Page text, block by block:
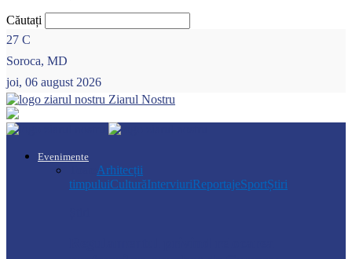
Căutați
27 C
Soroca, MD
joi, 06 august 2026
Ziarul Nostru
Evenimente
Arhitecții
timpuluiCulturăInterviuriReportajeSportȘtiri